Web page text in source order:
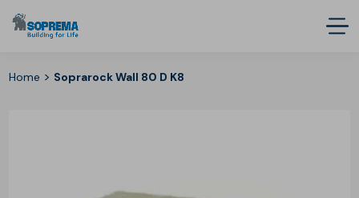
Home > Soprarock Wall 80 D K8